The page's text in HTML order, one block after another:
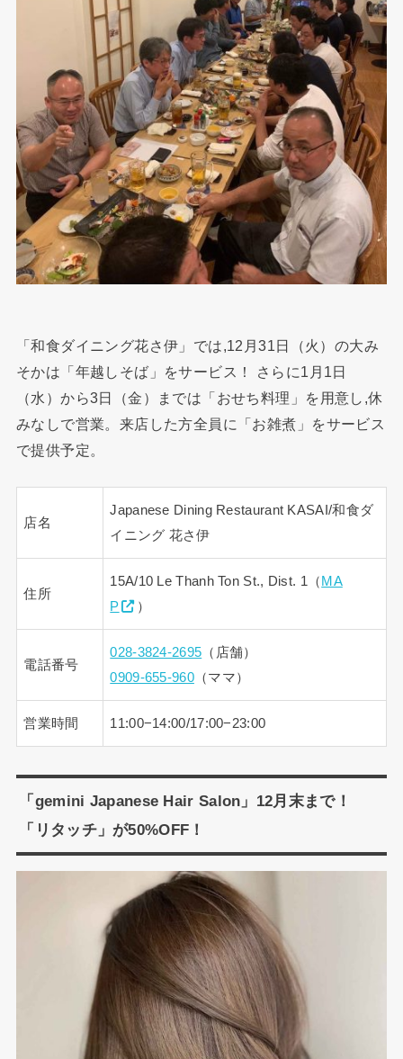
「和食ダイニング花さ伊」では,12月31日（火）の大み
そかは「年越しそば」をサービス！ さらに1月1日
（水）から3日（金）までは「おせち料理」を用意し,休
みなしで営業。来店した方全員に「お雑煮」をサービス
で提供予定。
店名
Japanese Dining Restaurant KASAI/和食ダ
イニング 花さ伊
住所
15A/10 Le Thanh Ton St., Dist. 1（ MA
P
）
電話番号
028-3824-2695 （店舗）
0909-655-960（ママ）
営業時間 11:00−14:00/17:00−23:00
「gemini Japanese Hair Salon」12月末まで！
「リタッチ」が50%OFF！